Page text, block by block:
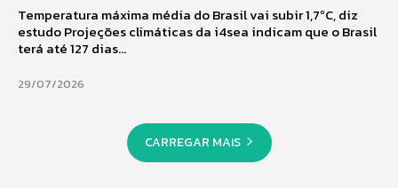
Temperatura máxima média do Brasil vai subir 1,7ºC, diz
estudo Projeções climáticas da i4sea indicam que o Brasil
terá até 127 dias...
29/07/2026
CARREGAR MAIS